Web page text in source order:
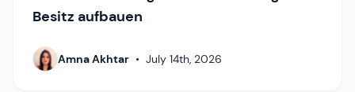
Besitz aufbauen
Amna Akhtar • July 14th, 2026